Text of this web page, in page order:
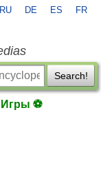
RU DE ES FR
Search!
Игры ⚽